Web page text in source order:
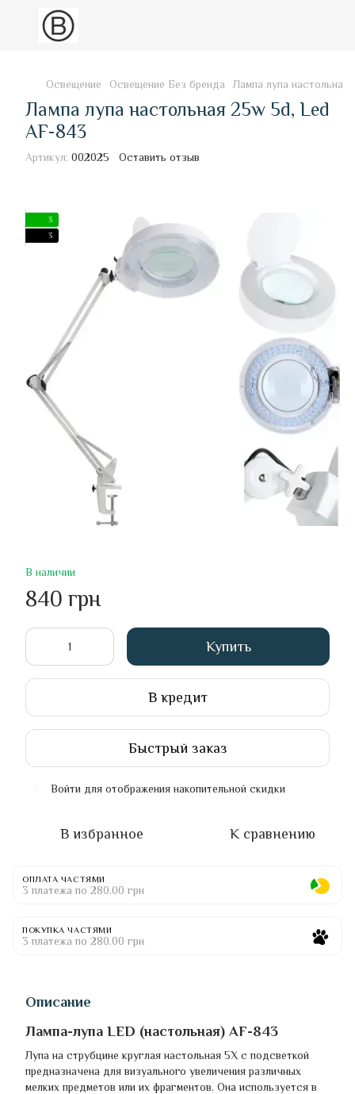
Освещение Освещение Без бренда Лампа лупа
Лампа лупа настольная 25w 5d, Led
AF-843
Артикул: 002025 Оставить отзыв
3
3
В наличии
840 грн
Купить
В кредит
Быстрый заказ
Войти для отображения накопительной скидки
В избранное К сравнению
ОПЛАТА ЧАСТЯМИ
3 платежа по 280.00 грн
ПОКУПКА ЧАСТЯМИ
3 платежа по 280.00 грн
Описание
Лампа-лупа LED (настольная) AF-843
Лупа на струбцине круглая настольная 5Х с подсветкой
предназначена для визуального увеличения различных
мелких предметов или их фрагментов. Она используется в